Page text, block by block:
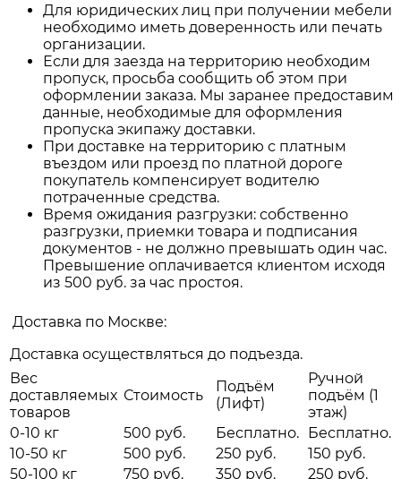
Для юридических лиц при получении мебели
необходимо иметь доверенность или печать
организации.
Если для заезда на территорию необходим
пропуск, просьба сообщить об этом при
оформлении заказа. Мы заранее предоставим
данные, необходимые для оформления
пропуска экипажу доставки.
При доставке на территорию с платным
въездом или проезд по платной дороге
покупатель компенсирует водителю
потраченные средства.
Время ожидания разгрузки: собственно
разгрузки, приемки товара и подписания
документов - не должно превышать один час.
Превышение оплачивается клиентом исходя
из 500 руб. за час простоя.
Доставка по Москве:
Доставка осуществляться до подъезда.
Вес
доставляемых
товаров
Стоимость
Подъём
(Лифт)
Ручной
подъём (1
этаж)
0-10 кг
500 руб. Бесплатно.
Бесплатно.
10-50 кг
500 руб. 250 руб.
150 руб.
50-100 кг
750 руб. 350 руб. 250 руб.